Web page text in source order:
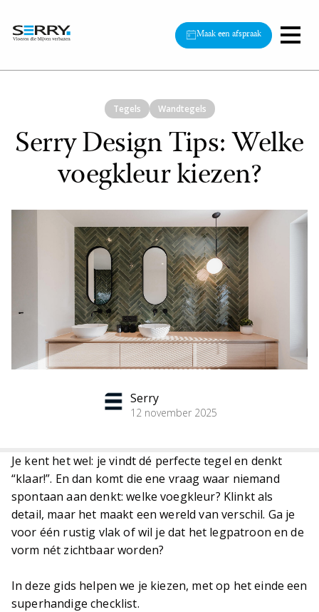
Maak een afspraak
Tegels Wandtegels
Serry Design Tips: Welke
voegkleur kiezen?
Serry
12 november 2025
Je kent het wel: je vindt dé perfecte tegel en denkt
“klaar!”. En dan komt die ene vraag waar niemand
spontaan aan denkt: welke voegkleur? Klinkt als
detail, maar het maakt een wereld van verschil. Ga je
voor één rustig vlak of wil je dat het legpatroon en de
vorm nét zichtbaar worden?
In deze gids helpen we je kiezen, met op het einde een
superhandige checklist.